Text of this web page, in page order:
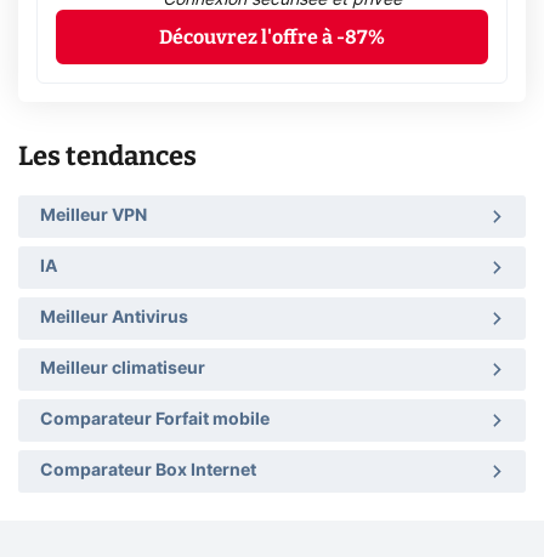
Découvrez l'offre à -87%
Les tendances
Meilleur VPN
IA
Meilleur Antivirus
Meilleur climatiseur
Comparateur Forfait mobile
Comparateur Box Internet